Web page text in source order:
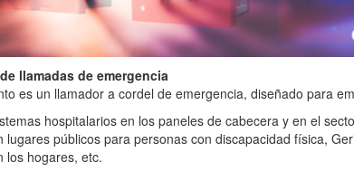
llamadas de emergencia
es un llamador a cordel de emergencia, diseñado para
hospitalarios en los paneles de cabecera y en el
lugares públicos para personas con discapacidad física,
los hogares, etc.